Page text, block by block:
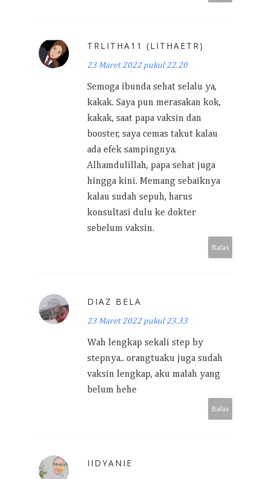
TRLITHA11 (LITHAETR)
23 Maret 2022 pukul 22.20
Semoga ibunda sehat selalu ya,
kakak. Saya pun merasakan kok,
kakak, saat papa vaksin dan
booster, saya cemas takut kalau
ada efek sampingnya.
Alhamdulillah, papa sehat juga
hingga kini. Memang sebaiknya
kalau sudah sepuh, harus
konsultasi dulu ke dokter
sebelum vaksin.
Balas
DIAZ BELA
23 Maret 2022 pukul 23.33
Wah lengkap sekali step by
stepnya.. orangtuaku juga sudah
vaksin lengkap, aku malah yang
belum hehe
Balas
IIDYANIE